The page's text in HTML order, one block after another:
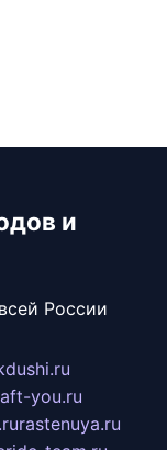
и
России
you.ru
rastenuya.ru